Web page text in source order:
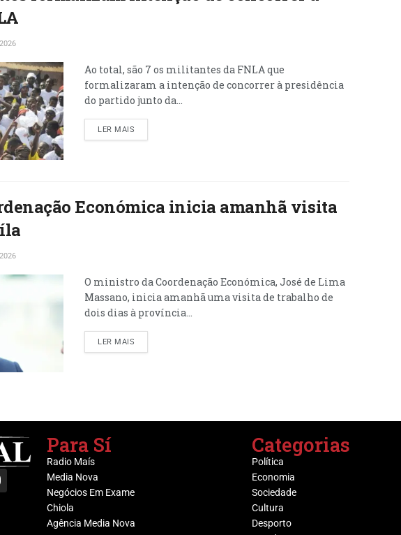
Ao total, são 7 os militantes da FNLA que
formalizaram a intenção de concorrer à presidência
do partido junto da...
LER MAIS
Económica inicia amanhã visita
O ministro da Coordenação Económica, José de Lima
Massano, inicia amanhã uma visita de trabalho de
dois dias à província...
LER MAIS
Para Sí
Radio Maís
Media Nova
Negócios Em Exame
Chiola
Agência Media Nova
Categorias
Política
Economia
Sociedade
Cultura
Desporto